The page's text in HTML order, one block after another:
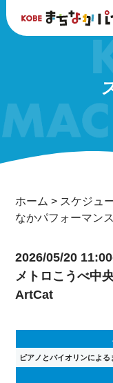
ホーム > スケジュ
なかパフォーマンス
2026/05/20
メトロこうべ中
ArtCat
ピアノとバイオリンによ